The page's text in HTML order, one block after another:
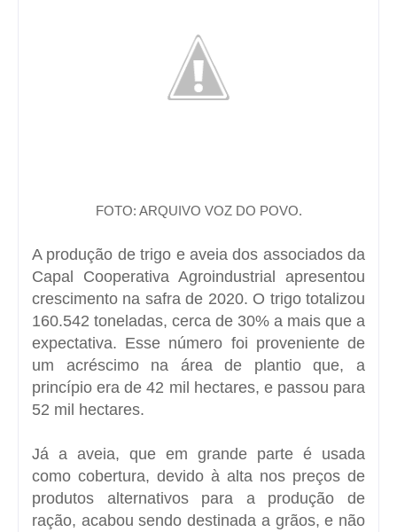
FOTO: ARQUIVO VOZ DO POVO.
A produção de trigo e aveia dos associados da
Capal Cooperativa Agroindustrial apresentou
crescimento na safra de 2020. O trigo totalizou
160.542 toneladas, cerca de 30% a mais que a
expectativa. Esse número foi proveniente de
um acréscimo na área de plantio que, a
princípio era de 42 mil hectares, e passou para
52 mil hectares.
Já a aveia, que em grande parte é usada
como cobertura, devido à alta nos preços de
produtos alternativos para a produção de
ração, acabou sendo destinada a grãos, e não